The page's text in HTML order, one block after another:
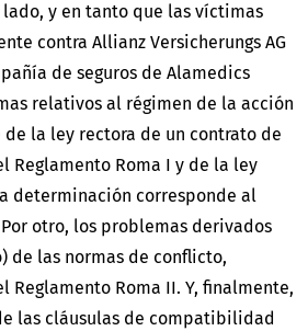
y en tanto que las víctimas
contra Allianz Versicherungs AG
de seguros de Alamedics
relativos al régimen de la acción
la ley rectora de un contrato de
Reglamento Roma I y de la ley
determinación corresponde al
otro, los problemas derivados
de las normas de conflicto,
Reglamento Roma II. Y, finalmente,
las cláusulas de compatibilidad